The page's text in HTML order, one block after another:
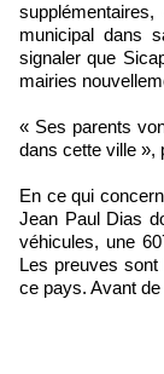
municipal dans
signaler que
mairies
« Ses parents
dans cette ville »,
En ce qui
Jean Paul Dias
véhicules, une
Les preuves sont
ce pays. Avant